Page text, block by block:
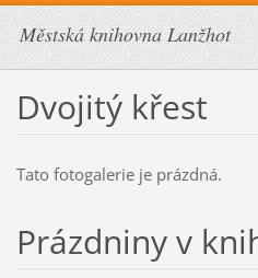
Městská knihovna Lanžhot
Dvojitý křest
Tato fotogalerie je prázdná.
Prázdniny v